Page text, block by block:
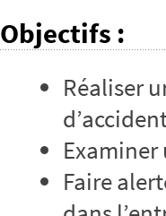
Objectifs :
Réaliser
Faire